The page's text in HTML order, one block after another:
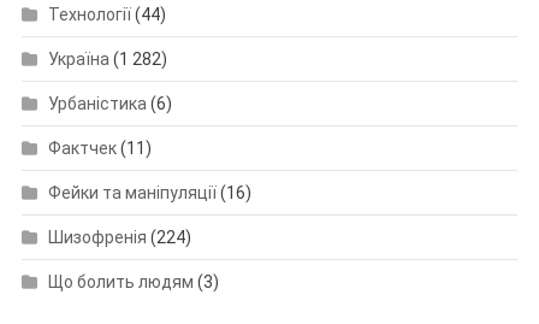
Технології(44)
Україна (1 282)
Урбаністика (6)
Фактчек(11)
Фейки та маніпуляції(16)
Шизофренія (224)
Що болить людям (3)